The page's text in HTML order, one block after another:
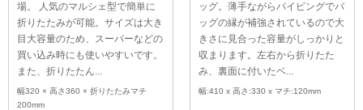
場。 人気のマルシェ型で簡単に
折りたたみが可能。サイズは大き
目大容量のため、スーパーなどの
買い込み時にも使いやすいです。
また、折りたたん...
幅320 × 高さ360 × 折りたたみマチ
200mm
ッグ。薄手ながらパイピングでバ
ッグの縁が補強されているので大
きさに見合った容量がしっかりと
収まります。左右から折りたた
み、裏面に付いたベ...
幅:410 x 高さ:330 x マチ:120mm